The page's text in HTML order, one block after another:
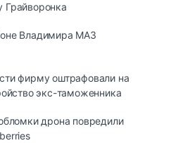
Грайворонка
Владимира МАЗ
фирму оштрафовали на
экс-таможенника
дрона повредили